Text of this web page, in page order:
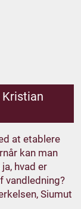
at etablere
kan man
hvad er
vandledning?
Siumut